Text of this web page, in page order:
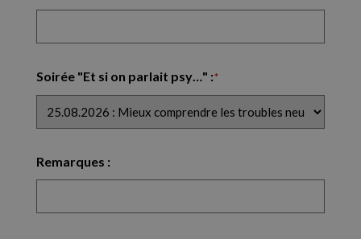
Soirée "Et si on parlait psy…" :*
Remarques :